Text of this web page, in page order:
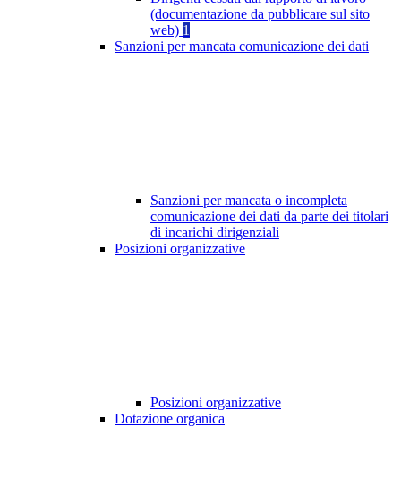
(documentazione da pubblicare sul sito
web) 1
Sanzioni per mancata comunicazione dei dati
Sanzioni per mancata o incompleta
comunicazione dei dati da parte dei titolari
di incarichi dirigenziali
Posizioni organizzative
Posizioni organizzative
Dotazione organica